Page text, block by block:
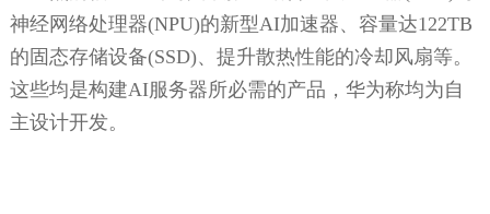
神经网络处理器(NPU)的新型AI加速器、容量达122TB
的固态存储设备(SSD)、提升散热性能的冷却风扇等。
这些均是构建AI服务器所必需的产品，华为称均为自
主设计开发。